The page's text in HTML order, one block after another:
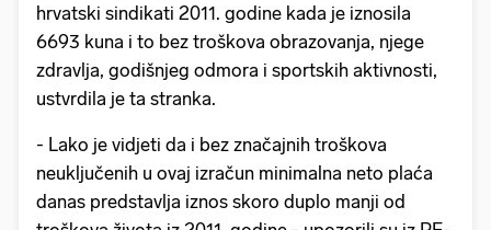
hrvatski sindikati 2011. godine kada je iznosila
6693 kuna i to bez troškova obrazovanja, njege
zdravlja, godišnjeg odmora i sportskih aktivnosti,
ustvrdila je ta stranka.
- Lako je vidjeti da i bez značajnih troškova
neuključenih u ovaj izračun minimalna neto plaća
danas predstavlja iznos skoro duplo manji od